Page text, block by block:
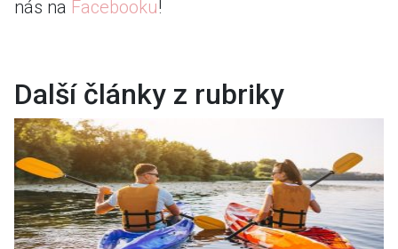
nás na Facebooku!
Další články z rubriky